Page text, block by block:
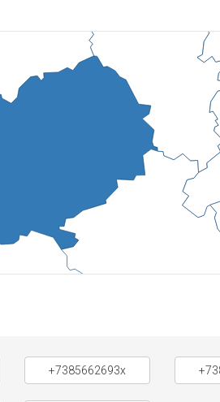
+7385662693x